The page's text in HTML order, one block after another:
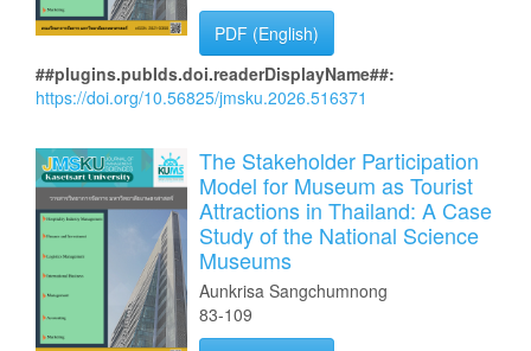
PDF (English)
##plugins.pubIds.doi.readerDisplayName##:
https://doi.org/10.56825/jmsku.2026.516371
The Stakeholder Participation
Model for Museum as Tourist
Attractions in Thailand: A Case
Study of the National Science
Museums
Aunkrisa Sangchumnong
83-109